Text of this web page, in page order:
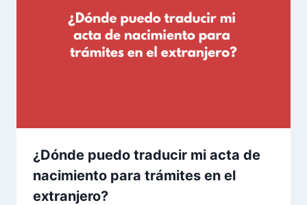
¿Dónde puedo traducir mi acta de
nacimiento para trámites en el
extranjero?